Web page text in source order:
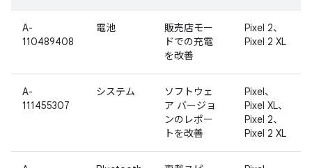
A-
110489408
電池
販売店モー
ドでの充電
を改善
Pixel 2、
Pixel 2 XL
A-
111455307
システム
ソフトウェ
ア バージョ
ンのレポー
トを改善
Pixel、
Pixel XL、
Pixel 2、
Pixel 2 XL